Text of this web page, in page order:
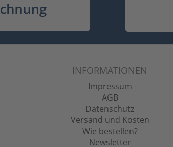
INFORMATIONEN
Impressum
AGB
Datenschutz
Versand und Kosten
Wie bestellen?
Newsletter